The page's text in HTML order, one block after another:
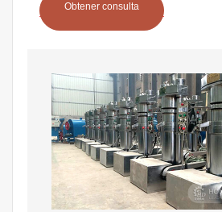
Obtener consulta